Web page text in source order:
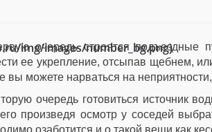
img/images/number_bg.png)
очередь строятся подъездные
ее укрепление, отсыпав щебнем,
вы можете нарваться на
очередь готовиться источник
произведя осмотр у соседей
озаботится и о такой вещи как